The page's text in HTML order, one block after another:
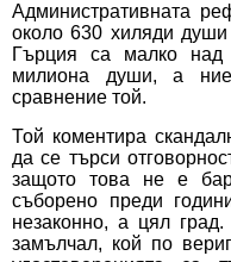
Административната
около 630 хиляди души
Гърция са малко
милиона души, а
сравнение той.
Той коментира
да се търси
защото това не е
съборено преди
незаконно, а цял
замълчал, кой по